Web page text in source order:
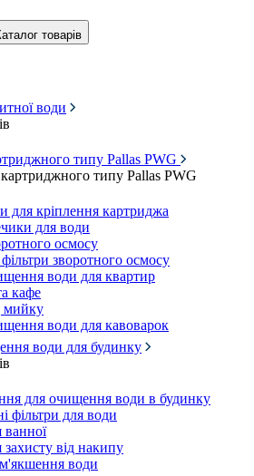
товарів
води
типу Pallas PWG
типу Pallas PWG
для кріплення картриджа
для води
осмосу
зворотного осмосу
води для квартир
кафе
мийку
води для кавоварок
води для будинку
для очищення води в будинку
фільтри для води
ванної
захисту від накипу
води